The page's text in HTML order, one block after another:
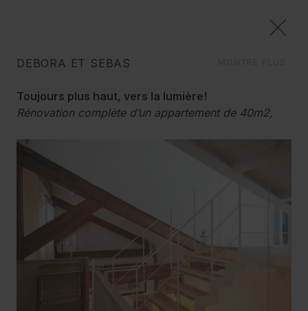
Nous découvrons l'espace de chaque client, nous
l'analysons, et lui donnons une nouvelle vie, jusqu'au
valeurs de ses habitants.
DEBORA ET SEBAS
Toujours plus haut, vers la lumière!
Rénovation complète d’un appartement de 40m2,
Photos de Anais Gordils
Debora et Sebas vivaient dans leur appartement de
40m2. Ils rêvaient d’avoir une petite terrasse.
Pourquoi ne pas récupérer l’espace situé sous le
toit et ainsi communiquer l’appartement avec le toit
terrasse de l’immeuble?
Nous avons réussi à créer la hauteur suffisante
pour aménager un duplex, créant une nouvelle
chambre, et récupérant la structure de poutres
anciennes de bois, et ainsi créer un espace menant